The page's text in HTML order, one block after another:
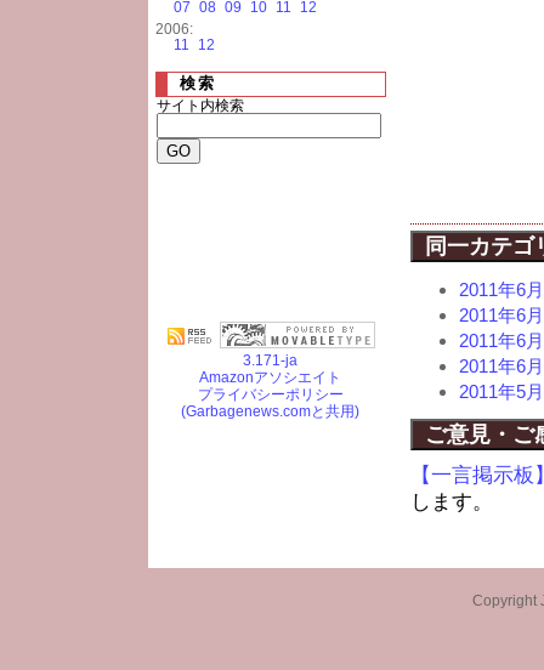
同一カテゴ
2011年6
2011年6
2011年6
2011年6
2011年5
ご意見・ご
【一言掲示板
します。
07 08 09 10 11
12
2006:
11
12
検索
サイト内検索
3.171-ja
Amazonアソシエイト
プライバシーポリシー
(Garbagenews.comと共用)
Copyright